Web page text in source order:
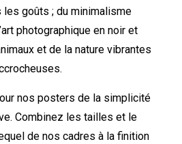
goûts ; du minimalisme
photographique en noir et
et de la nature vibrantes
nos posters de la simplicité
Combinez les tailles et le
de nos cadres à la finition